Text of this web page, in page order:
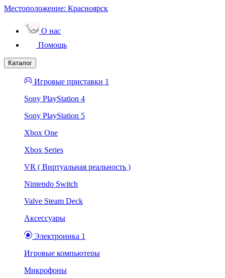
Местоположение: Красноярск
О нас
Помощь
Каталог
Игровые приставки 1
Sony PlayStation 4
Sony PlayStation 5
Xbox One
Xbox Series
VR ( Виртуальная реальность )
Nintendo Switch
Valve Steam Deck
Аксессуары
Электроника 1
Игровые компьютеры
Микрофоны